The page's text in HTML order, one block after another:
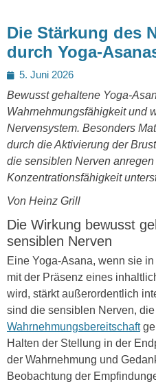
Die Stärkung des
durch Yoga-
Posted
on
5. Juni 2026
Bewusst gehaltene Yoga-
Wahrnehmungsfähigkeit und
Nervensystem. Besonders
durch die Aktivierung der
die sensiblen Nerven
Konzentrationsfähigkeit
Von Heinz Grill
Die Wirkung bewusst
sensiblen Nerven
Eine Yoga-Asana, wenn sie
mit der Präsenz eines
wird, stärkt außerordentlich
sind die sensiblen Nerven,
Wahrnehmungsbereitschaft
Halten der Stellung in der
der Wahrnehmung und
Beobachtung der